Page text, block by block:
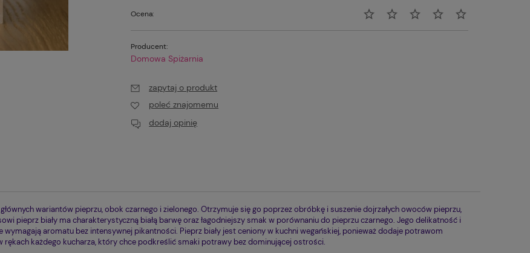
Ocena:
Producent:
Domowa Spiżarnia
zapytaj o produkt
poleć znajomemu
dodaj opinię
wariantów pieprzu, obok czarnego i zielonego. Otrzymuje się go poprzez obróbkę i suszenie dojrzałych owoców pieprzu,
pieprz biały ma charakterystyczną białą barwę oraz łagodniejszy smak w porównaniu do pieprzu czarnego. Jego delikatność i
aromatu bez intensywnej pikantności. Pieprz biały jest ceniony w kuchni wegańskiej, ponieważ dodaje potrawom
każdego kucharza, który chce podkreślić smaki potrawy bez dominującej ostrości.